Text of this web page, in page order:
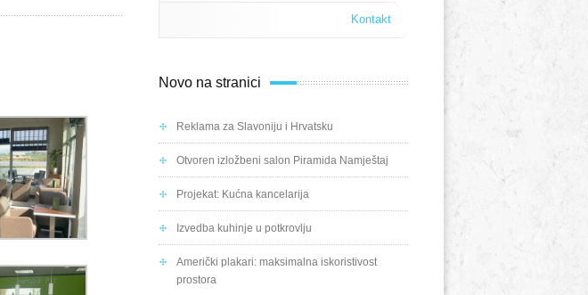
Kontakt
Novo na stranici
Reklama za Slavoniju i Hrvatsku
Otvoren izložbeni salon Piramida Namještaj
Projekat: Kućna kancelarija
Izvedba kuhinje u potkrovlju
Američki plakari: maksimalna iskoristivost
prostora